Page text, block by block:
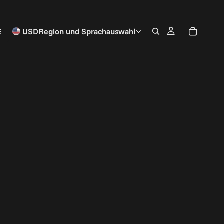
USDRegion und Sprachauswahl